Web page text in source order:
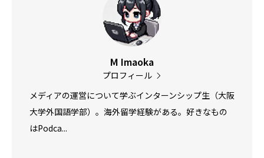
M Imaoka
プロフィール
メディアの運営について学ぶインターンシップ生（大阪
大学外国語学部）。海外留学経験がある。好きなもの
はPodca...